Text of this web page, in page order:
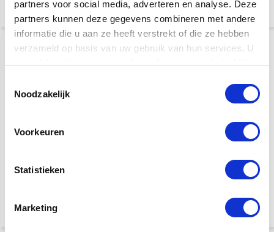
partners voor social media, adverteren en analyse. Deze
partners kunnen deze gegevens combineren met andere
informatie die u aan ze heeft verstrekt of die ze hebben
verzameld op basis van uw gebruik van hun services. U
gaat akkoord met onze cookies als u onze website blijft
Noodzakelijk
Voorkeuren
Statistieken
Marketing